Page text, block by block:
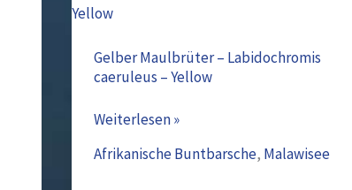
Gelber Maulbrüter – Labidochromis
caeruleus – Yellow
Gelber
–
Labidochromis
–
Yellow
Weiterlesen »
Afrikanische Buntbarsche, Malawisee